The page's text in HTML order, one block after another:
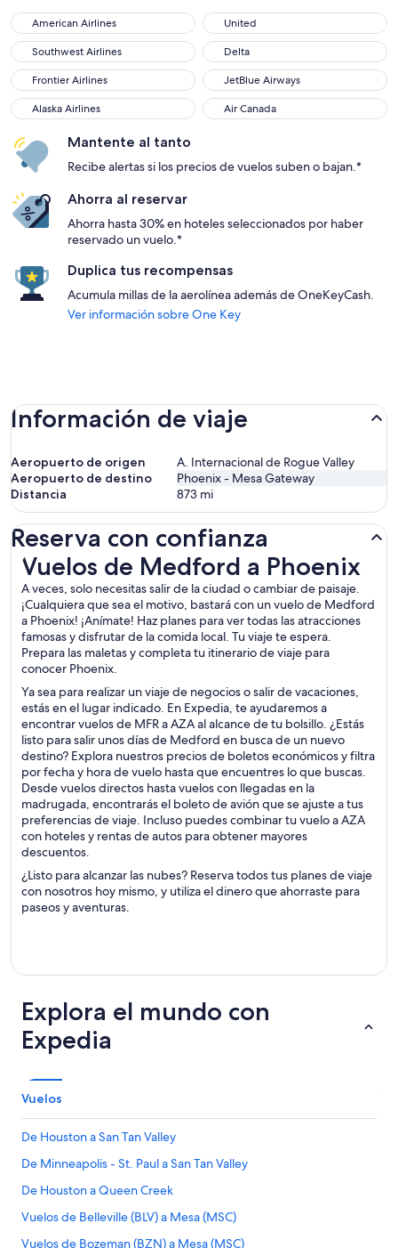
American Airlines
American Airlines United
United
Southwest Airlines
Southwest Airlines Delta
Delta
Frontier Airlines
Frontier Airlines JetBlue Airways
JetBlue Airways
Alaska Airlines
Alaska Airlines Air Canada
Air Canada
Mantente al tanto
Recibe alertas si los precios de vuelos suben o bajan.*
Ahorra al reservar
Ahorra hasta 30% en hoteles seleccionados por haber
reservado un vuelo.*
Duplica tus recompensas
Acumula millas de la aerolínea además de OneKeyCash.
Ver información sobre One Key
Información de viaje
Aeropuerto de origen
A. Internacional de Rogue Valley
Aeropuerto de destino
Phoenix - Mesa Gateway
Distancia
873 mi
Reserva con confianza
Vuelos de Medford a Phoenix
A veces, solo necesitas salir de la ciudad o cambiar de paisaje.
¡Cualquiera que sea el motivo, bastará con un vuelo de Medford
a Phoenix! ¡Anímate! Haz planes para ver todas las atracciones
famosas y disfrutar de la comida local. Tu viaje te espera.
Prepara las maletas y completa tu itinerario de viaje para
conocer Phoenix.
Ya sea para realizar un viaje de negocios o salir de vacaciones,
estás en el lugar indicado. En Expedia, te ayudaremos a
encontrar vuelos de MFR a AZA al alcance de tu bolsillo. ¿Estás
listo para salir unos días de Medford en busca de un nuevo
destino? Explora nuestros precios de boletos económicos y filtra
por fecha y hora de vuelo hasta que encuentres lo que buscas.
Desde vuelos directos hasta vuelos con llegadas en la
madrugada, encontrarás el boleto de avión que se ajuste a tus
preferencias de viaje. Incluso puedes combinar tu vuelo a AZA
con hoteles y rentas de autos para obtener mayores
descuentos.
¿Listo para alcanzar las nubes? Reserva todos tus planes de viaje
con nosotros hoy mismo, y utiliza el dinero que ahorraste para
paseos y aventuras.
Vuelos de Medford a Phoenix
Explora el mundo con
Expedia
Vuelos
De Houston a San Tan Valley
De Minneapolis - St. Paul a San Tan Valley
De Houston a Queen Creek
Vuelos de Belleville (BLV) a Mesa (MSC)
Vuelos de Bozeman (BZN) a Mesa (MSC)